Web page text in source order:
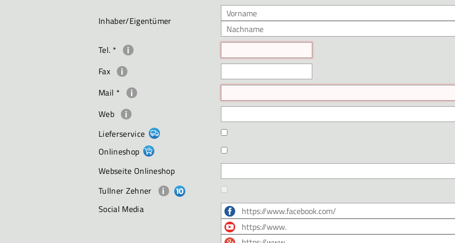
Inhaber/Eigentümer
Tel. *
Fax
Mail *
Web
Lieferservice
Onlineshop
Webseite Onlineshop
Tullner Zehner
Social Media